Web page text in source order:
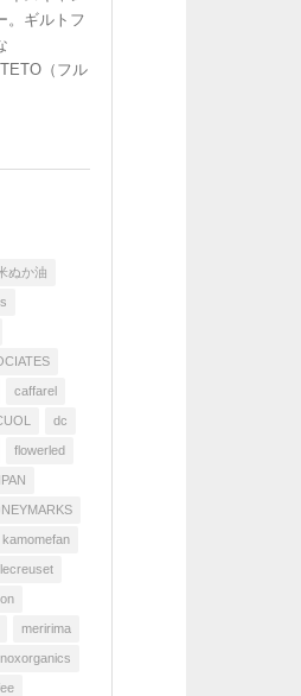
。ギルトフ
（フル
ぬか油
caffarel
dc
flowerled
kamomefan
lecreuset
meririma
noxorganics